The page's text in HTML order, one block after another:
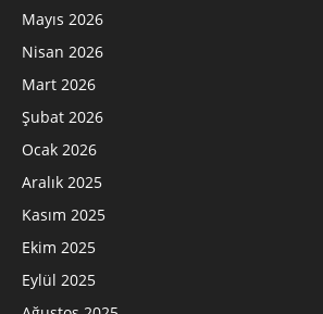
Mayıs 2026
Nisan 2026
Mart 2026
Şubat 2026
Ocak 2026
Aralık 2025
Kasım 2025
Ekim 2025
Eylül 2025